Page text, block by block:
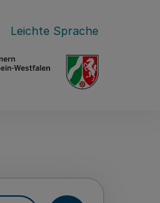
Leichte Sprache